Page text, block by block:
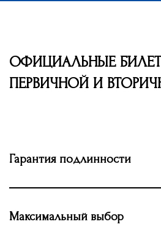
ОФИЦИАЛЬНЫЕ
ПЕРВИЧНОЙ И
Гарантия подлинности
Максимальный выбор